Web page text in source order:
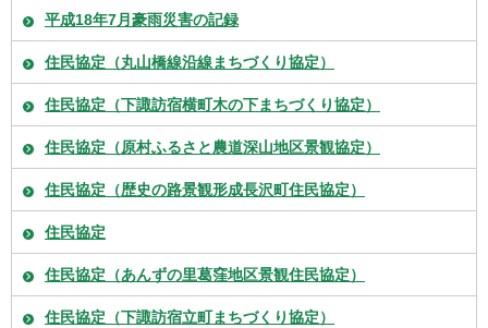
平成18年7月豪雨災害の記録
住民協定（丸山橋線沿線まちづくり協定）
住民協定（下諏訪宿横町木の下まちづくり協定）
住民協定（原村ふるさと農道深山地区景観協定）
住民協定（歴史の路景観形成長沢町住民協定）
住民協定
住民協定（あんずの里葛窪地区景観住民協定）
住民協定（下諏訪宿立町まちづくり協定）